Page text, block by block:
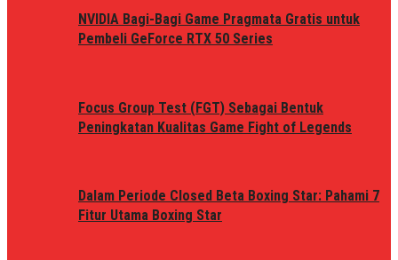
NVIDIA Bagi-Bagi Game Pragmata Gratis untuk
Pembeli GeForce RTX 50 Series
Focus Group Test (FGT) Sebagai Bentuk
Peningkatan Kualitas Game Fight of Legends
Dalam Periode Closed Beta Boxing Star: Pahami 7
Fitur Utama Boxing Star